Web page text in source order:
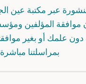
عبر مكتبة عين
موافقة المؤلفين
دون علمك أو بغير
بمراسلتنا